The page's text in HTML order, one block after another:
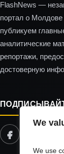
We
We use
FlashNews —
портал о
публикуем
аналитические
репортажи,
достоверную